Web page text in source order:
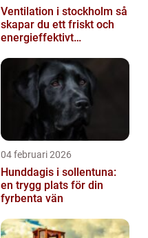
Ventilation i stockholm så
skapar du ett friskt och
energieffektivt
04 februari 2026
Hunddagis i sollentuna:
en trygg plats för din
fyrbenta vän